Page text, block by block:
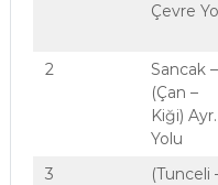
Çevre
2
Sancak –
(Çan –
Kiği) Ayr.
Yolu
3
(Tunceli